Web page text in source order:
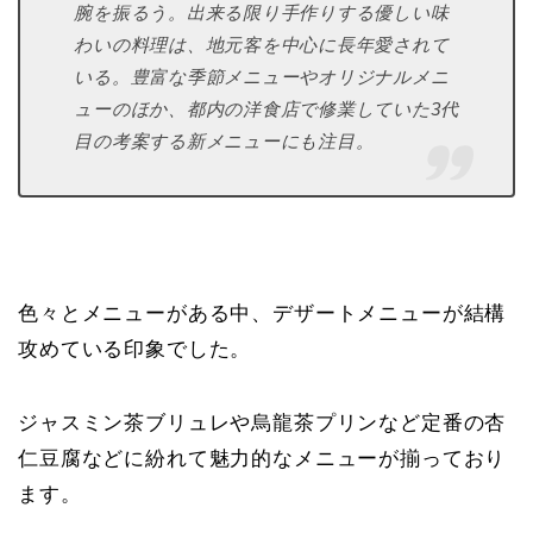
腕を振るう。出来る限り手作りする優しい味
わいの料理は、地元客を中心に長年愛されて
いる。豊富な季節メニューやオリジナルメニ
ューのほか、都内の洋食店で修業していた3代
目の考案する新メニューにも注目。
色々とメニューがある中、デザートメニューが結構
攻めている印象でした。
ジャスミン茶ブリュレや烏龍茶プリンなど定番の杏
仁豆腐などに紛れて魅力的なメニューが揃っており
ます。